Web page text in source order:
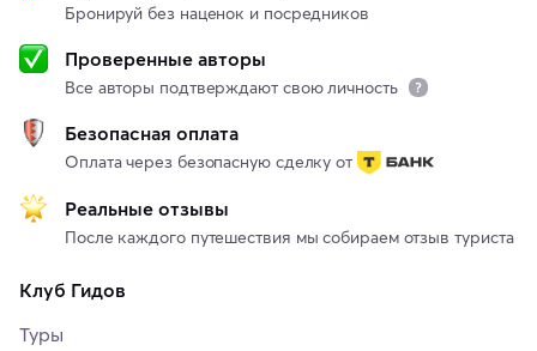
Бронируй без наценок и посредников
Проверенные авторы
Все авторы подтверждают свою личность
Безопасная оплата
Оплата через безопасную сделку от
Реальные отзывы
После каждого путешествия мы собираем отзыв туриста
Клуб Гидов
Туры